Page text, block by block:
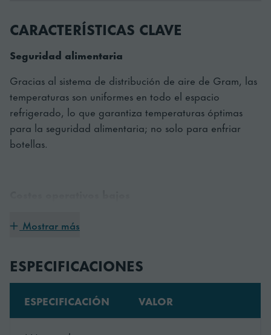
CARACTERÍSTICAS CLAVE
Seguridad alimentaria
Gracias al sistema de distribución de aire de Gram, las
temperaturas son uniformes en todo el espacio
refrigerado, lo que garantiza temperaturas óptimas
para la seguridad alimentaria; no solo para enfriar
botellas.
La clase de eficiencia energética de COMPACT KG420L
C DR G U es D. La serie COMPACT ofrece una gama
energética para espacios reducidos.
Bajo nivel de ruido ambiente
Mostrar más
ESPECIFICACIONES
ESPECIFICACIÓN VALOR